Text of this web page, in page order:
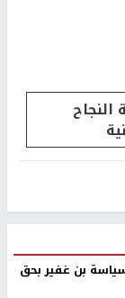
النجاح
بن غفير بحق